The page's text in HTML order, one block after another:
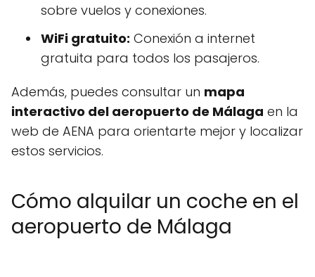
sobre vuelos y conexiones.
WiFi gratuito: Conexión a internet
gratuita para todos los pasajeros.
Además, puedes consultar un mapa
interactivo del aeropuerto de Málaga en la
web de AENA para orientarte mejor y localizar
estos servicios.
Cómo alquilar un coche en el
aeropuerto de Málaga